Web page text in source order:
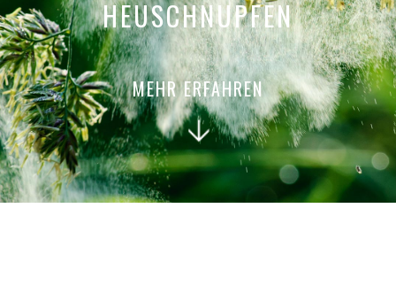
HEUSCHNUPFEN
MEHR ERFAHREN